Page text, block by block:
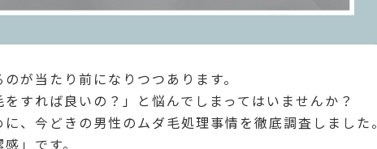
が当たり前になりつつあります。
すれば良いの？」と悩んでしまってはいませんか？
、今どきの男性のムダ毛処理事情を徹底調査しました。
」です。